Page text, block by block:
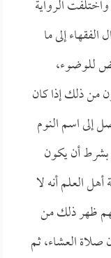
الرواية
إلى ما
للوضوء،
من ذلك إذا كان
إلى اسم النوم
بشرط أن يكون
العلم أنه لا
ظهر ذلك من
العشاء، ثم